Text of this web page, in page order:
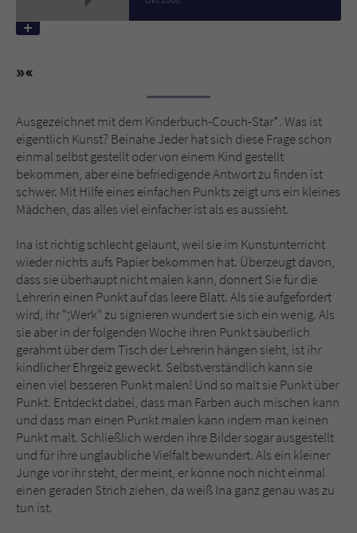
Ausgezeichnet mit dem Kinderbuch-Couch-Star*. Was ist
eigentlich Kunst? Beinahe Jeder hat sich diese Frage schon
einmal selbst gestellt oder von einem Kind gestellt
bekommen, aber eine befriedigende Antwort zu finden ist
schwer. Mit Hilfe eines einfachen Punkts zeigt uns ein kleines
Mädchen, das alles viel einfacher ist als es aussieht.
Ina ist richtig schlecht gelaunt, weil sie im Kunstunterricht
wieder nichts aufs Papier bekommen hat. Überzeugt davon,
dass sie überhaupt nicht malen kann, donnert Sie für die
Lehrerin einen Punkt auf das leere Blatt. Als sie aufgefordert
wird, ihr ";Werk" zu signieren wundert sie sich ein wenig. Als
sie aber in der folgenden Woche ihren Punkt säuberlich
gerahmt über dem Tisch der Lehrerin hängen sieht, ist ihr
kindlicher Ehrgeiz geweckt. Selbstverständlich kann sie
einen viel besseren Punkt malen! Und so malt sie Punkt über
Punkt. Entdeckt dabei, dass man Farben auch mischen kann
und dass man einen Punkt malen kann indem man keinen
Punkt malt. Schließlich werden ihre Bilder sogar ausgestellt
und für ihre unglaubliche Vielfalt bewundert. Als ein kleiner
Junge vor ihr steht, der meint, er könne noch nicht einmal
einen geraden Strich ziehen, da weiß Ina ganz genau was zu
tun ist.
Name
Zweck Cookie für Kommentare einzelner Buchtitel
Name fe_typo_user
Anbieter Literatur-Couch Medien GmbH & Co. KG
Laufzeit Session
Zweck
Dieses Cookie gewährleistet die
Kommunikation der Webseite mit dem
Benutzer. Es wird benötigt um z. B. den
Sicherheitscode des Kontaktformulars zu
überprüfen.